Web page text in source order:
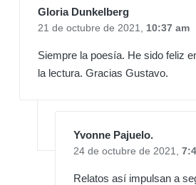
Gloria Dunkelberg
21 de octubre de 2021, 10:37 am
Siempre la poesía. He sido feliz
la lectura. Gracias Gustavo.
Yvonne Pajuelo.
24 de octubre de 2021,
Relatos así impulsan a